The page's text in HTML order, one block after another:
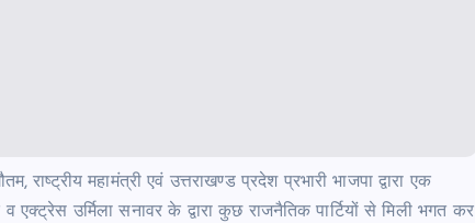
महामंत्री एवं उत्तराखण्ड प्रदेश प्रभारी भाजपा द्वारा एक
व एक्ट्रेस उर्मिला सनावर के द्वारा कुछ राजनैतिक पार्टियों से मिली भगत कर